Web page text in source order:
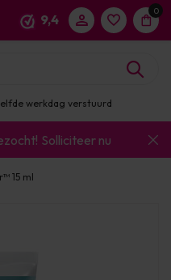
9,4
0
werkdag verstuurd
Solliciteer nu
15 ml